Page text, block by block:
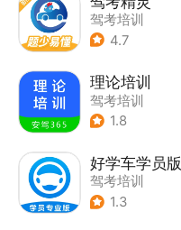
驾考培训
4.7
理论培训
驾考培训
1.8
好学车学员版
驾考培训
1.3